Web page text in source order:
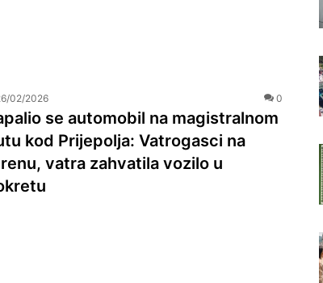
02/2026 0
se automobil na magistralnom
kod Prijepolja: Vatrogasci na
vatra zahvatila vozilo u